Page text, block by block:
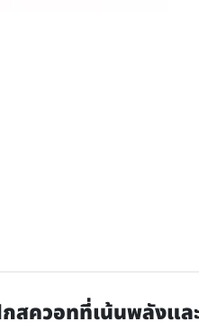
สควอทที่เน้นพลังแ